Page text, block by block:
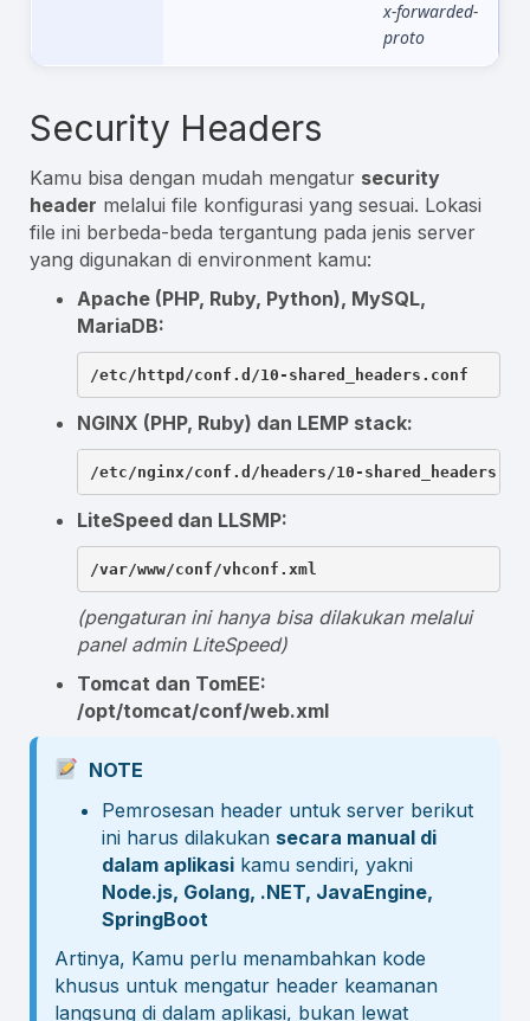
x-forwarded-
proto
Security Headers
Kamu bisa dengan mudah mengatur security
header melalui file konfigurasi yang sesuai. Lokasi
file ini berbeda-beda tergantung pada jenis server
yang digunakan di environment kamu:
Apache (PHP, Ruby, Python), MySQL,
MariaDB:
/etc/httpd/conf.d/10-shared_headers.conf
NGINX (PHP, Ruby) dan LEMP stack:
/etc/nginx/conf.d/headers/10-
LiteSpeed dan LLSMP:
/var/www/conf/vhconf.xml
(pengaturan ini hanya bisa dilakukan melalui
panel admin LiteSpeed)
Tomcat dan TomEE:
/opt/tomcat/conf/web.xml
NOTE
Pemrosesan header untuk server berikut
ini harus dilakukan secara manual di
dalam aplikasi kamu sendiri, yakni
Node.js, Golang, .NET, JavaEngine,
SpringBoot
Artinya, Kamu perlu menambahkan kode
khusus untuk mengatur header keamanan
langsung di dalam aplikasi, bukan lewat